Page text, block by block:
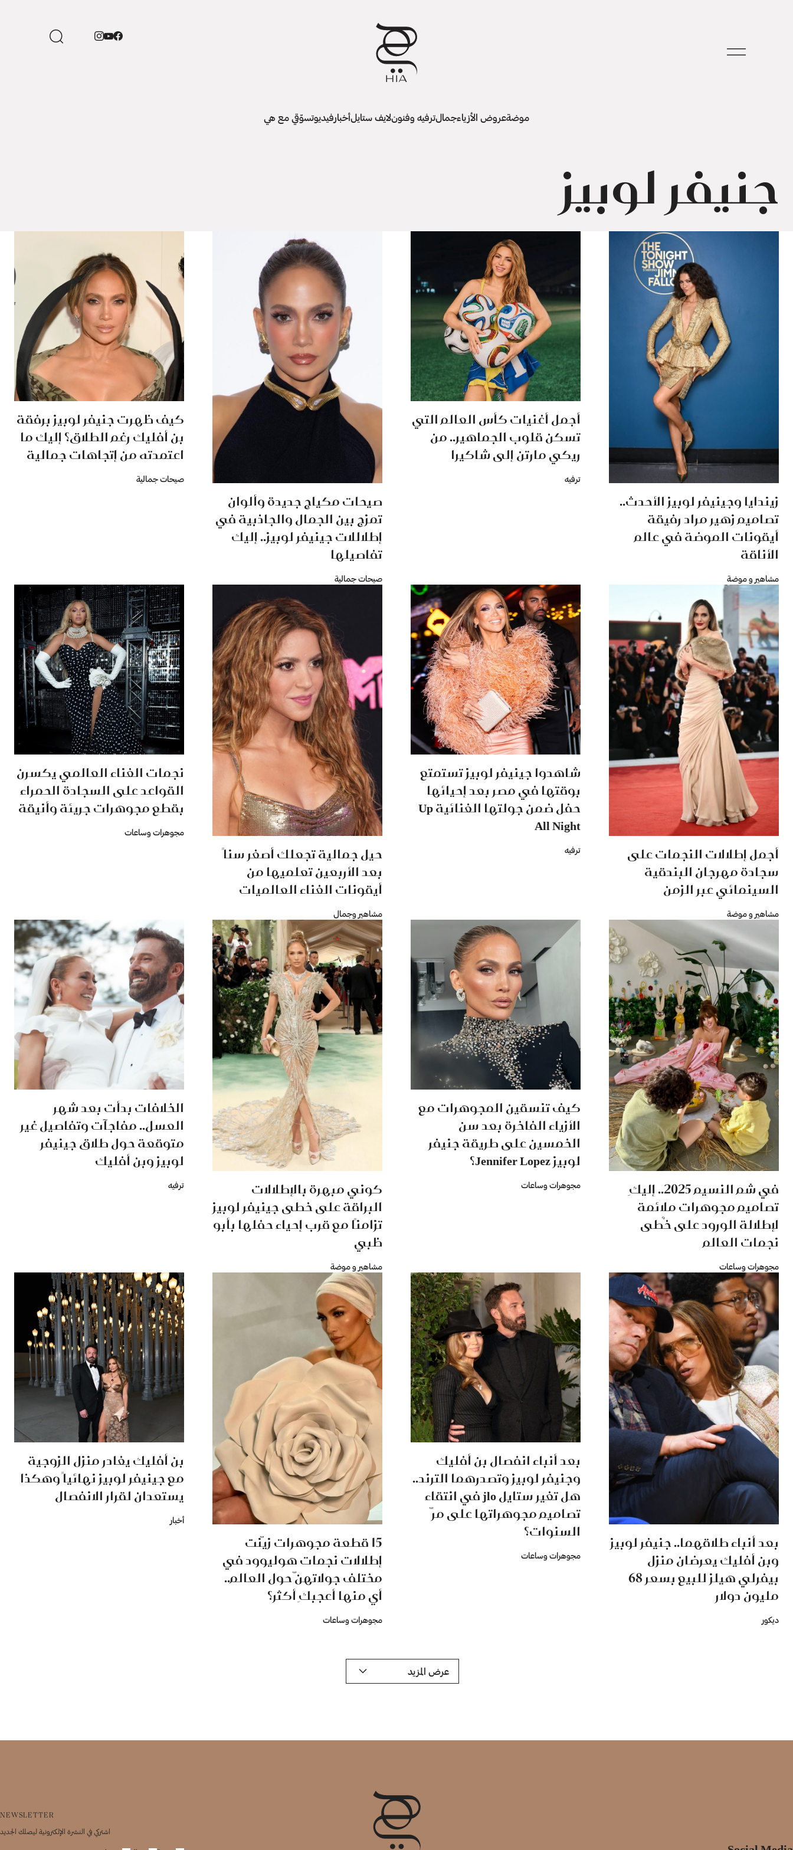
موضةعروض الأزياءجمالترفيه وفنونلايف ستايلأخبارفيديوتسوّقي مع هي
جنيفر لوبيز
زيندايا وجينيفر لوبيز الأحدث..
تصاميم زهير مراد رفيقة
أيقونات الموضة في عالم
الأناقة
مشاهير و موضة
أجمل أغنيات كأس العالم التي
تسكن قلوب الجماهير.. من
ريكي مارتن إلى شاكيرا
ترفيه
صيحات مكياج جديدة وألوان
تمزج بين الجمال والجاذبية في
إطلاللات جينيفر لوبيز.. إليك
تفاصيلها
صيحات جمالية
كيف ظهرت جنيفر لوبيز برفقة
بن أفليك رغم الطلاق؟ إليك ما
اعتمدته من إتجاهات جمالية
صيحات جمالية
أجمل إطلالات النجمات على
سجادة مهرجان البندقية
السينمائي عبر الزمن
مشاهير و موضة
شاهدوا جينيفر لوبيز تستمتع
بوقتها في مصر بعد إحيائها
حفل ضمن جولتها الغنائية Up
All Night
ترفيه
حيل جمالية تجعلك أصغر سناً
بعد الأربعين تعلميها من
أيقونات الغناء العالميات
مشاهير وجمال
نجمات الغناء العالمي يكسرن
القواعد على السجادة الحمراء
بقطع مجوهرات جريئة وأنيقة
مجوهرات وساعات
في شم النسيم 2025.. إليكِ
تصاميم مجوهرات ملائمة
لإطلالة الورود على خُطى
نجمات العالم
مجوهرات وساعات
كيف تنسقين المجوهرات مع
الأزياء الفاخرة بعد سن
الخمسين على طريقة جنيفر
لوبيز Jennifer Lopez؟
مجوهرات وساعات
كوني مبهرة بالإطلالات
البراقة على خطى جينيفر لوبيز
تزامنًا مع قرب إحياء حفلها بأبو
ظبي
مشاهير و موضة
الخلافات بدأت بعد شهر
العسل.. مفاجآت وتفاصيل غير
متوقعة حول طلاق جينيفر
لوبيز وبن أفليك
ترفيه
بعد أنباء طلاقهما.. جنيفر لوبيز
وبن أفليك يعرضان منزل
بيفرلي هيلز للبيع بسعر 68
مليون دولار
ديكور
بعد أنباء انفصال بن أفليك
وجنيفر لوبيز وتصدرهما الترند..
هل تغير ستايل jlo في انتقاء
تصاميم مجوهراتها على مرّ
السنوات؟
مجوهرات وساعات
15 قطعة مجوهرات زيّنت
إطلالات نجمات هوليوود في
مختلف جولاتهنّ حول العالم..
أي منها أعجبكِ أكثر؟
مجوهرات وساعات
بن أفليك يغادر منزل الزوجية
مع جينيفر لوبيز نهائياً وهكذا
يستعدان لقرار الانفصال
أخبار
عرض المزيد
NEWSLETTER
اشتركي في النشرة الإلكترونية ليصلك الجديد